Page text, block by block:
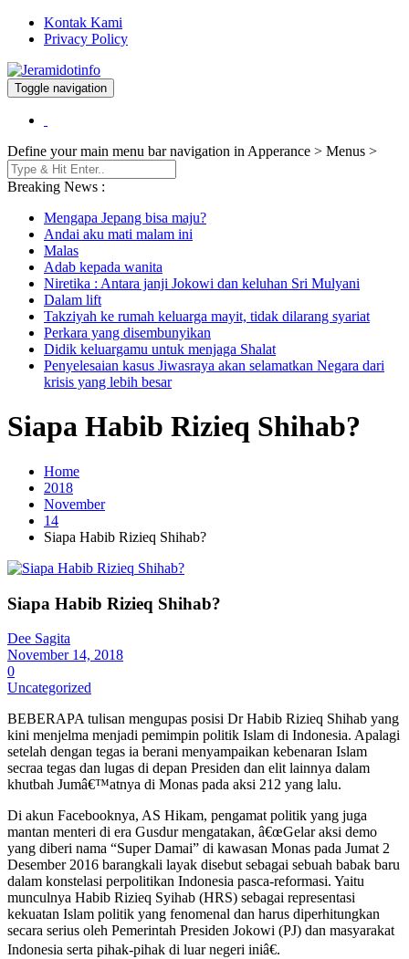
Kontak Kami
Privacy Policy
Jeramidotinfo
Berita dan Informasi Terkini
Toggle navigation
Define your main menu bar navigation in Apperance > Menus >
Breaking News :
Mengapa Jepang bisa maju?
Andai aku mati malam ini
Malas
Adab kepada wanita
Niretika : Antara janji Jokowi dan keluhan Sri Mulyani
Dalam lift
Takziyah ke rumah keluarga mayit, tidak dilarang syariat
Perkara yang disembunyikan
Didik keluargamu untuk menjaga Shalat
Penyelesaian kasus Jiwasraya akan selamatkan Negara dari
krisis yang lebih besar
Siapa Habib Rizieq Shihab?
Home
2018
November
14
Siapa Habib Rizieq Shihab?
Siapa Habib Rizieq Shihab?
Dee Sagita
November 14, 2018
0
Uncategorized
BEBERAPA tulisan mengupas posisi Dr Habib Rizieq Shihab yang
kini menjelma menjadi pemimpin politik Islam di Indonesia. Apalagi
setelah dengan tegas ia berani menyampaikan kebenaran Islam
secraa tegas dan lugas di depan Presiden dan elit lainnya dalam
khutbah Jumâ€™atnya di Monas pada aksi 212 yang lalu.
Di akun Facebooknya, AS Hikam, pengamat politik yang juga
mantan menteri di era Gusdur mengatakan, â€œGelar aksi demo
yang diberi nama “Super Damai” di kawasan Monas pada Jumat 2
Desember 2016 barangkali layak disebut sebagai sebuah babak baru
dalam konstelasi perpolitikan Indonesia pasca-reformasi. Yaitu
munculnya Habib Rizieq Syihab (HRS) sebagai representasi
kekuatan Islam politik yang fenomenal dan harus diperhitungkan
secara serius oleh Pemerintah Presiden Jokowi (PJ) dan masyarakat
Indonesia serta pihak-pihak di luar negeri iniâ€.